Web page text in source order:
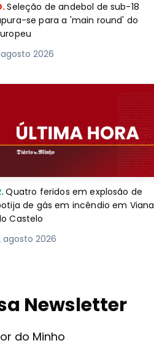
Seleção de andebol de sub-18
se para a 'main round' do
agosto 2026
Quatro feridos em explosão de
de gás em incêndio em Viana
Castelo
agosto 2026
Newsletter
do Minho